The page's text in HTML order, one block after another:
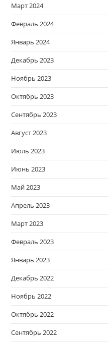
Март 2024
Февраль 2024
Январь 2024
Декабрь 2023
Ноябрь 2023
Октябрь 2023
Сентябрь 2023
Август 2023
Июль 2023
Июнь 2023
Май 2023
Апрель 2023
Март 2023
Февраль 2023
Январь 2023
Декабрь 2022
Ноябрь 2022
Октябрь 2022
Сентябрь 2022